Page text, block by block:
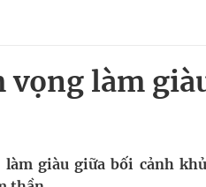
thực tế
ung thư
vọng làm
giàu giữa bối cảnh